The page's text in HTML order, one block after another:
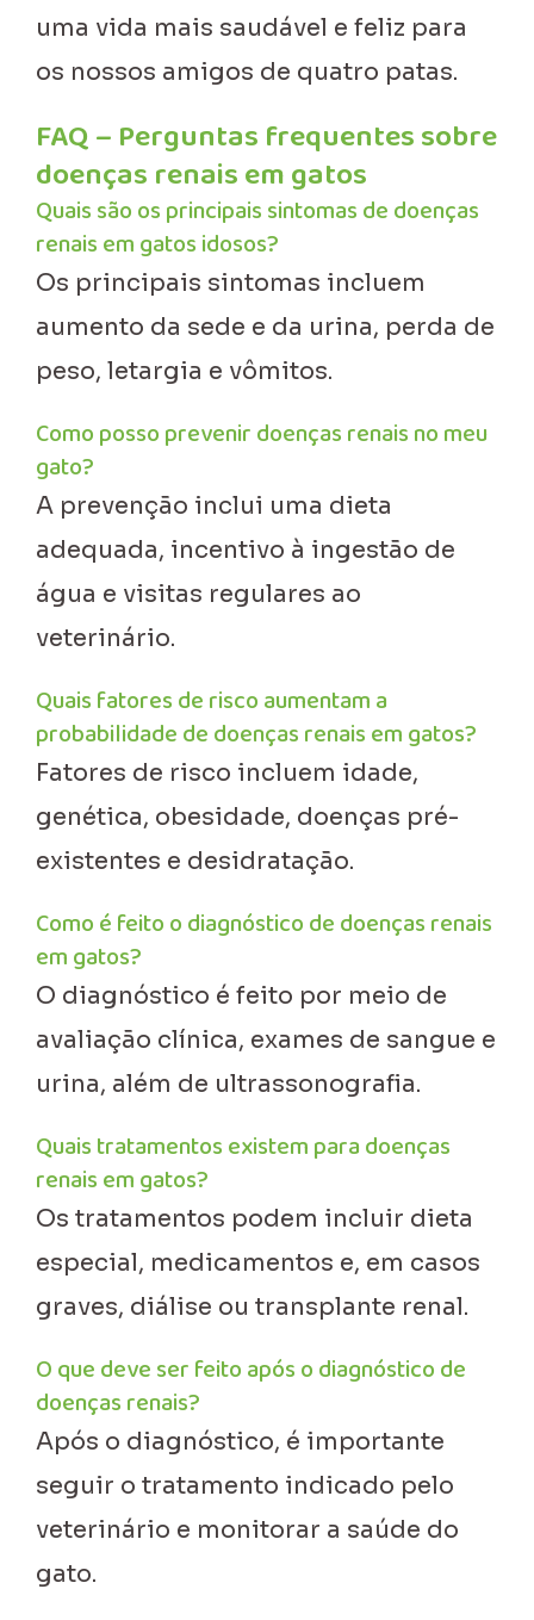
uma vida mais saudável e feliz para
os nossos amigos de quatro patas.
FAQ – Perguntas frequentes sobre
doenças renais em gatos
Quais são os principais sintomas de doenças
renais em gatos idosos?
Os principais sintomas incluem
aumento da sede e da urina, perda de
peso, letargia e vômitos.
Como posso prevenir doenças renais no meu
gato?
A prevenção inclui uma dieta
adequada, incentivo à ingestão de
água e visitas regulares ao
veterinário.
Quais fatores de risco aumentam a
probabilidade de doenças renais em gatos?
Fatores de risco incluem idade,
genética, obesidade, doenças pré-
existentes e desidratação.
Como é feito o diagnóstico de doenças renais
em gatos?
O diagnóstico é feito por meio de
avaliação clínica, exames de sangue e
urina, além de ultrassonografia.
Quais tratamentos existem para doenças
renais em gatos?
Os tratamentos podem incluir dieta
especial, medicamentos e, em casos
graves, diálise ou transplante renal.
O que deve ser feito após o diagnóstico de
doenças renais?
Após o diagnóstico, é importante
seguir o tratamento indicado pelo
veterinário e monitorar a saúde do
gato.